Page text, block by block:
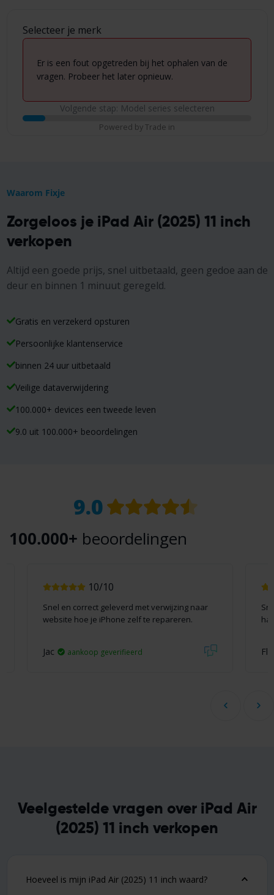
Selecteer je merk
Er is een fout opgetreden bij het ophalen van de
vragen. Probeer het later opnieuw.
Volgende stap: Model series selecteren
Powered by Trade in
Waarom Fixje
Zorgeloos je iPad Air (2025) 11 inch
verkopen
Altijd een goede prijs, snel uitbetaald, geen gedoe aan de
deur en binnen 1 minuut geregeld.
Gratis en verzekerd opsturen
Persoonlijke klantenservice
binnen 24 uur uitbetaald
Veilige dataverwijdering
100.000+ devices een tweede leven
9.0 uit 100.000+ beoordelingen
Klantreviews9.0
100.000+ beoordelingen
10/10
Snel en correct geleverd met verwijzing naar
website hoe je iPhone zelf te repareren.
Jac aankoop geverifieerd
Veelgestelde vragen over iPad Air
(2025) 11 inch verkopen
Hoeveel is mijn iPad Air (2025) 11 inch waard?